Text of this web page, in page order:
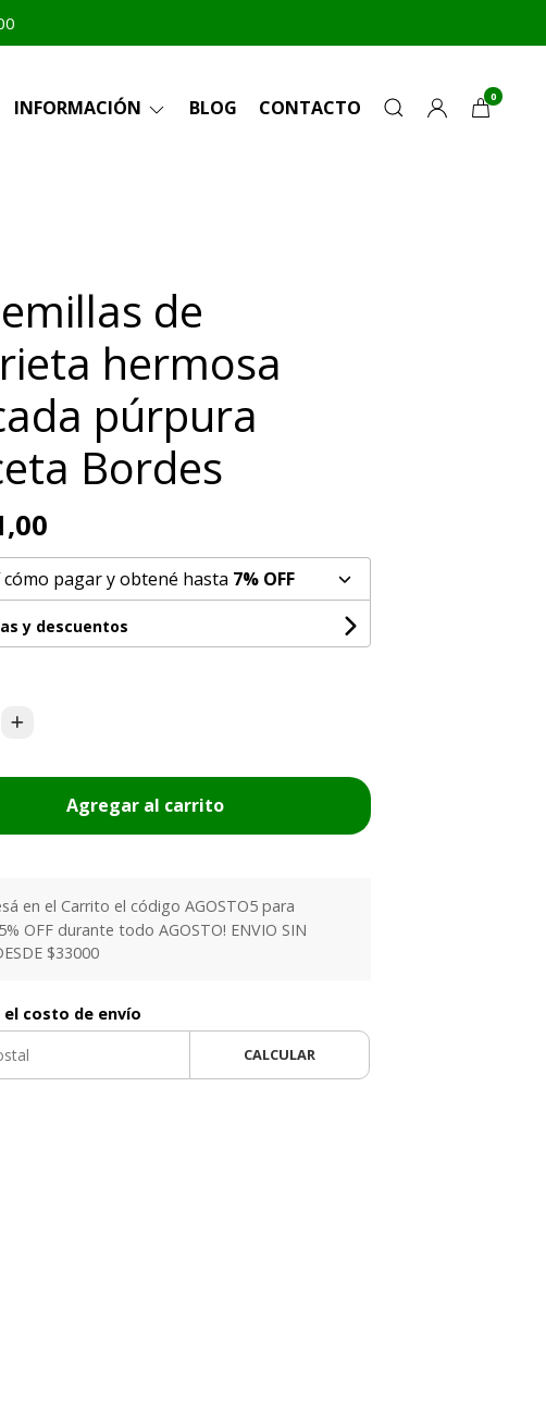
INFORMACIÓN BLOG CONTACTO 0
de
hermosa
púrpura
Bordes
cómo pagar y obtené hasta 7% OFF
y descuentos
Agregar al carrito
en el Carrito el código AGOSTO5 para
OFF durante todo AGOSTO! ENVIO SIN
$33000
costo de envío
CALCULAR